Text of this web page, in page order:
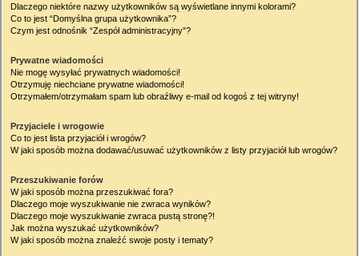
Dlaczego niektóre nazwy użytkowników są wyświetlane innymi kolorami?
Co to jest “Domyślna grupa użytkownika”?
Czym jest odnośnik “Zespół administracyjny”?
Prywatne wiadomości
Nie mogę wysyłać prywatnych wiadomości!
Otrzymuję niechciane prywatne wiadomości!
Otrzymałem/otrzymałam spam lub obraźliwy e-mail od kogoś z tej witryny!
Przyjaciele i wrogowie
Co to jest lista przyjaciół i wrogów?
W jaki sposób można dodawać/usuwać użytkowników z listy przyjaciół lub wrogów?
Przeszukiwanie forów
W jaki sposób można przeszukiwać fora?
Dlaczego moje wyszukiwanie nie zwraca wyników?
Dlaczego moje wyszukiwanie zwraca pustą stronę?!
Jak można wyszukać użytkowników?
W jaki sposób można znaleźć swoje posty i tematy?